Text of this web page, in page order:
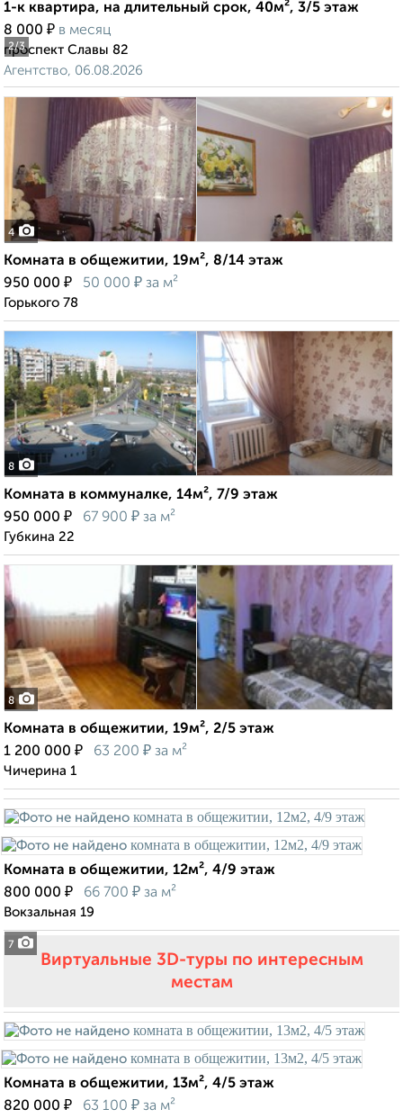
2/3
1-к квартира, на длительный срок, 40м², 3/5 этаж
8 000 ₽ в месяц
проспект Славы 82
Агентство, 06.08.2026
4
Комната в общежитии, 19м², 8/14 этаж
950 000 ₽ 50 000 ₽ за м²
Горького 78
8
Комната в коммуналке, 14м², 7/9 этаж
950 000 ₽ 67 900 ₽ за м²
Губкина 22
8
Комната в общежитии, 19м², 2/5 этаж
1 200 000 ₽ 63 200 ₽ за м²
Чичерина 1
7
Комната в общежитии, 12м², 4/9 этаж
800 000 ₽ 66 700 ₽ за м²
Вокзальная 19
Виртуальные 3D-туры по интересным
местам
Комната в общежитии, 13м², 4/5 этаж
820 000 ₽ 63 100 ₽ за м²